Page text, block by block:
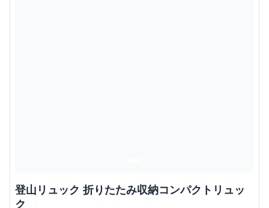
登山リュック 折りたたみ収納コンパクトリュッ
ク